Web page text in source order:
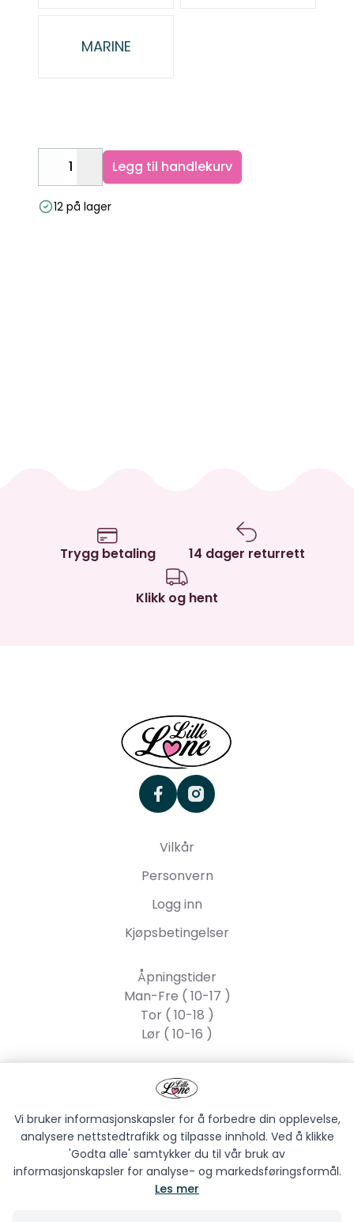
MARINE
DecreaseIncrease
Legg til handlekurv
12 på lager
Trygg betaling 14 dager returrett
Klikk og hent
facebookinstagram
Vilkår
Personvern
Logg inn
Kjøpsbetingelser
Åpningstider
Man-Fre ( 10-17 )
Tor ( 10-18 )
Lør ( 10-16 )
Strandgata 55, 2317
Hamar
Vi bruker informasjonskapsler for å forbedre din opplevelse,
analysere nettstedtrafikk og tilpasse innhold. Ved å klikke
'Godta alle' samtykker du til vår bruk av
informasjonskapsler for analyse- og markedsføringsformål.
Les mer